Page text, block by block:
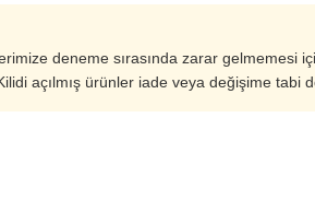
deneme sırasında zarar gelmemesi
açılmış ürünler iade veya değişime tabi